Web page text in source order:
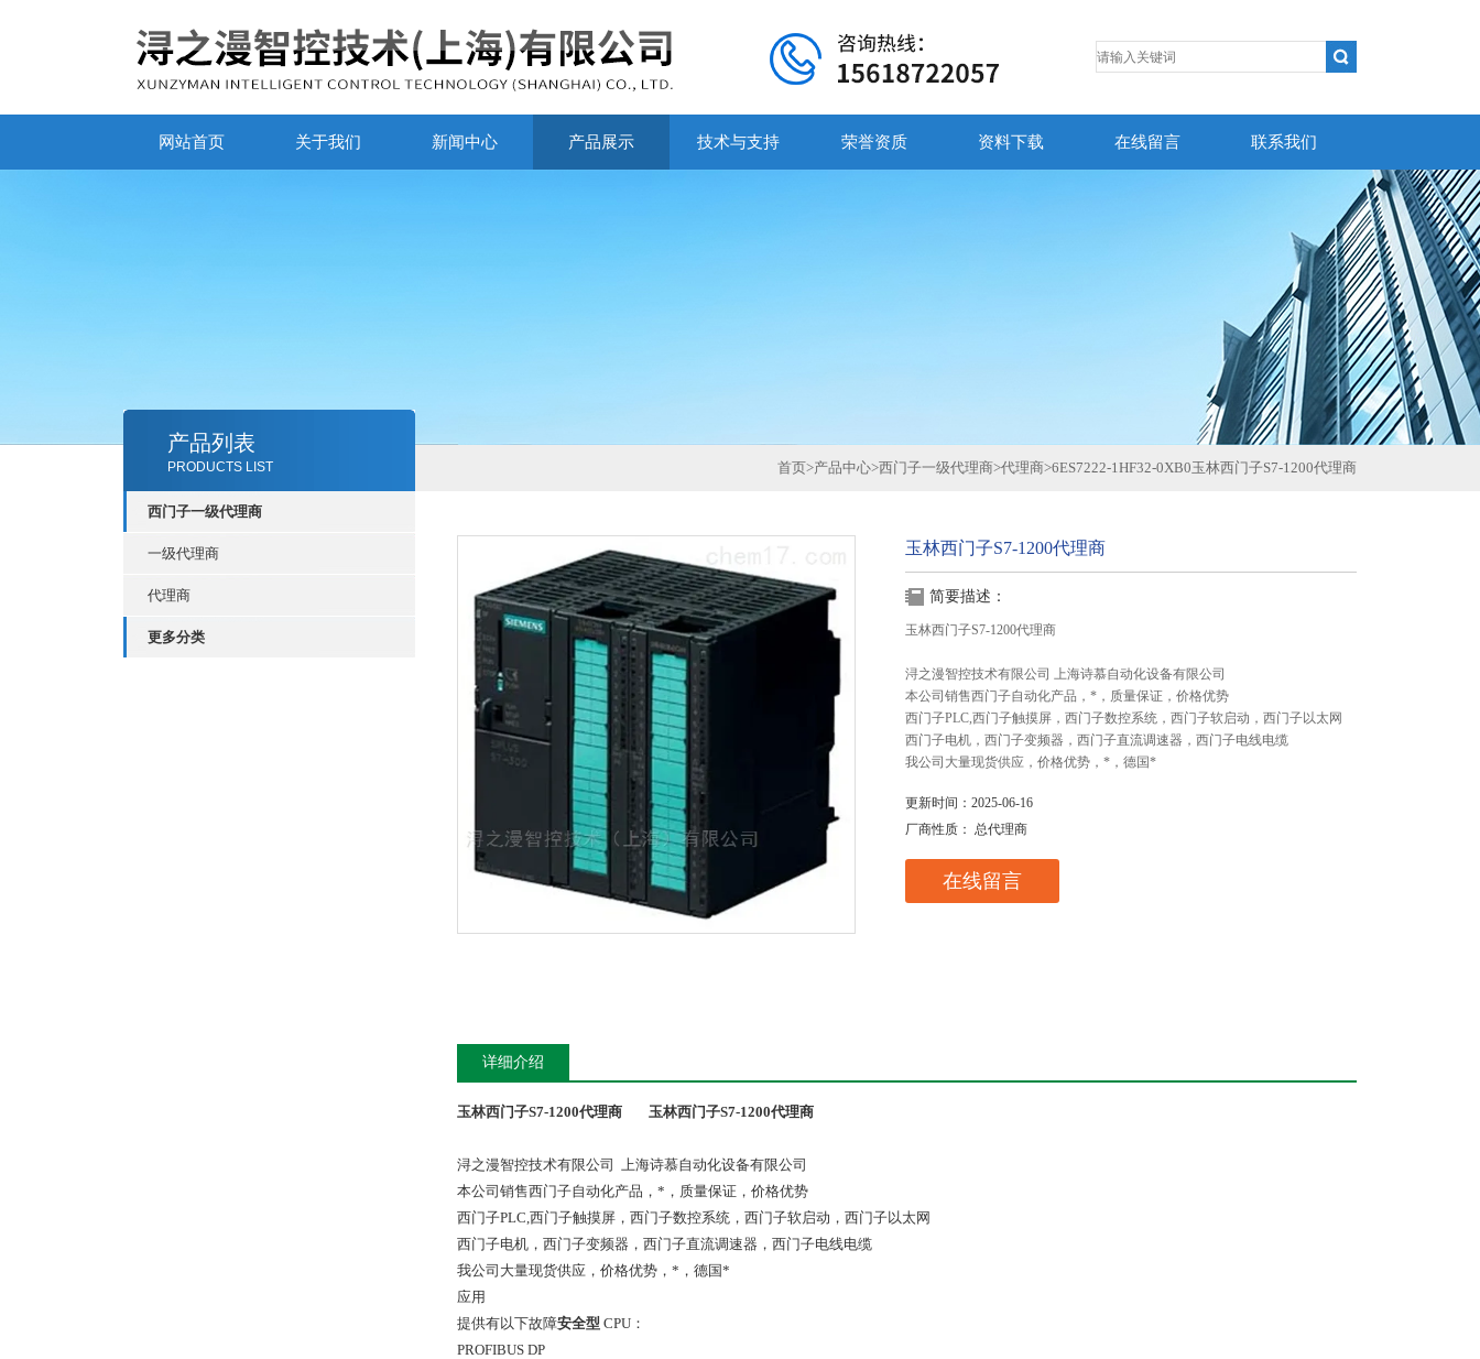
网站首页 关于我们 新闻中心 产品展示 技术与支持 荣誉资质 资料下载 在线留言 联系我们
产品列表
PRODUCTS LIST
西门子一级代理商
一级代理商
代理商
更多分类
首页>产品中心>西门子一级代理商>代理商>6ES7222-1HF32-0XB0玉林西门子S7-1200代理商
玉林西门子S7-1200代理商
简要描述：
玉林西门子S7-1200代理商
浔之漫智控技术有限公司 上海诗慕自动化设备有限公司
本公司销售西门子自动化产品，*，质量保证，价格优势
西门子PLC,西门子触摸屏，西门子数控系统，西门子软启动，西门子以太网
西门子电机，西门子变频器，西门子直流调速器，西门子电线电缆
我公司大量现货供应，价格优势，*，德国*
更新时间：2025-06-16
厂商性质： 总代理商
在线留言
详细介绍
玉林西门子S7-1200代理商 玉林西门子S7-1200代理商
浔之漫智控技术有限公司 上海诗慕自动化设备有限公司
本公司销售西门子自动化产品，*，质量保证，价格优势
西门子PLC,西门子触摸屏，西门子数控系统，西门子软启动，西门子以太网
西门子电机，西门子变频器，西门子直流调速器，西门子电线电缆
我公司大量现货供应，价格优势，*，德国*
应用
提供有以下故障安全型 CPU：
PROFIBUS DP